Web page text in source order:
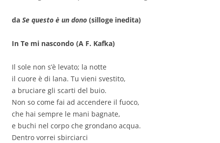
da Se questo è un dono (silloge inedita)
In Te mi nascondo (A F. Kafka)
Il sole non s’è levato; la notte
il cuore è di lana. Tu vieni svestito,
a bruciare gli scarti del buio.
Non so come fai ad accendere il fuoco,
che hai sempre le mani bagnate,
e buchi nel corpo che grondano acqua.
Dentro vorrei sbirciarci